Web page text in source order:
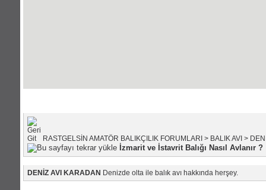
RASTGELSİN AMATÖR BALIKÇILIK FORUMLARI > BALIK AVI >
İzmarit ve İstavrit Balığı Nasıl Avlanır ?
DENİZ AVI KARADAN Denizde olta ile balık avı hakkında herşey.